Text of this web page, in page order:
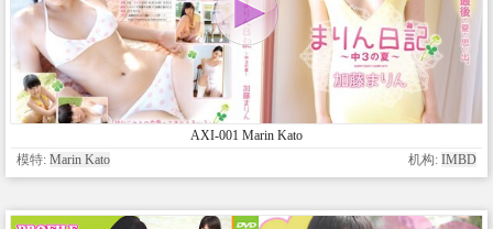
AXI-001 Marin Kato
模特: Marin Kato 机构: IMBD